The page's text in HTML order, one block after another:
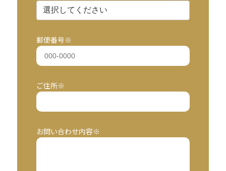
郵便番号※
ご住所※
お問い合わせ内容※